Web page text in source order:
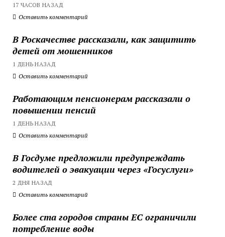
17 ЧАСОВ НАЗАД
Оставить комментарий
В Роскачестве рассказали, как защитить
детей от мошенников
1 ДЕНЬ НАЗАД
Оставить комментарий
Работающим пенсионерам рассказали о
повышении пенсий
1 ДЕНЬ НАЗАД
Оставить комментарий
В Госдуме предложили предупреждать
водителей о эвакуации через «Госуслуги»
2 ДНЯ НАЗАД
Оставить комментарий
Более ста городов страны ЕС ограничили
потребление воды